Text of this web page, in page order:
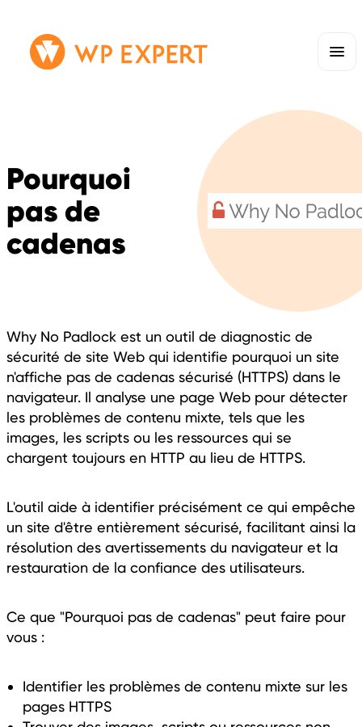
Passer
au
Lien
page
Pourquoi
pas de
cadenas
Why No Padlock est un outil de diagnostic de
sécurité de site Web qui identifie pourquoi un site
n'affiche pas de cadenas sécurisé (HTTPS) dans le
navigateur. Il analyse une page Web pour détecter
les problèmes de contenu mixte, tels que les
images, les scripts ou les ressources qui se
chargent toujours en HTTP au lieu de HTTPS.
L'outil aide à identifier précisément ce qui empêche
un site d'être entièrement sécurisé, facilitant ainsi la
résolution des avertissements du navigateur et la
restauration de la confiance des utilisateurs.
Ce que "Pourquoi pas de cadenas" peut faire pour
vous :
Identifier les problèmes de contenu mixte sur les
pages HTTPS